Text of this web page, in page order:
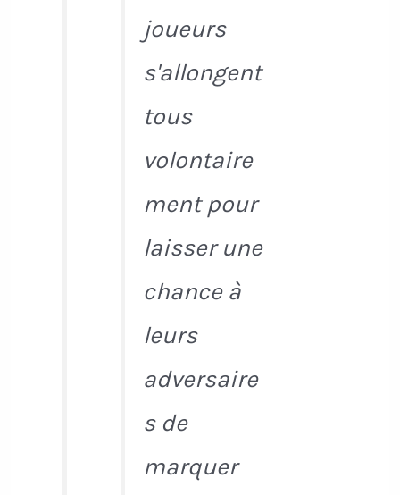
joueurs
s'allongent
tous
volontaire
ment pour
laisser une
chance à
leurs
adversaire
s de
marquer